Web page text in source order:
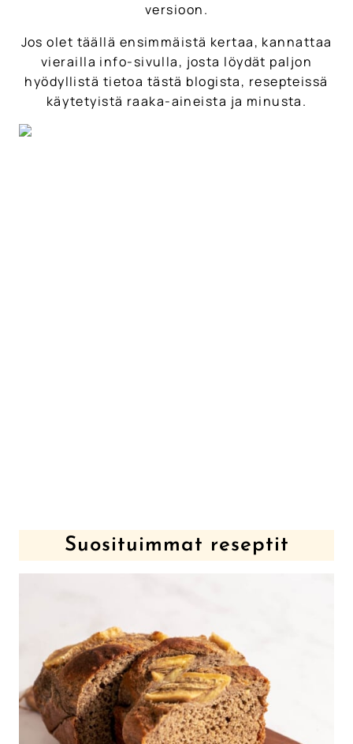
versioon.
Jos olet täällä ensimmäistä kertaa, kannattaa
vierailla info-sivulla, josta löydät paljon
hyödyllistä tietoa tästä blogista, resepteissä
käytetyistä raaka-aineista ja minusta.
Suosituimmat reseptit